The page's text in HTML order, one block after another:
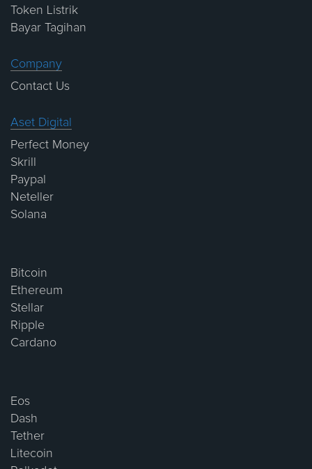
Token Listrik
Bayar Tagihan
Company
Contact Us
Aset Digital
Perfect Money
Skrill
Paypal
Neteller
Solana
Bitcoin
Ethereum
Stellar
Ripple
Cardano
Eos
Dash
Tether
Litecoin